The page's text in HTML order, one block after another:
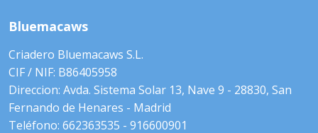
Bluemacaws
Criadero Bluemacaws S.L.
CIF / NIF: B86405958
Direccion: Avda. Sistema Solar 13, Nave 9 - 28830, San
Fernando de Henares - Madrid
Teléfono: 662363535 - 916600901